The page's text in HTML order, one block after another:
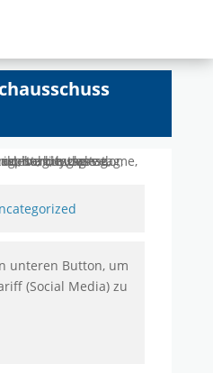
unteren Button, um
(Social Media) zu